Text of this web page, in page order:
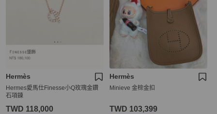
Hermès
Hermes愛馬仕Finesse小Q玫瑰金鑽
石項鍊
TWD 118,000
Hermès
Minieve 金棕金扣
TWD 103,399